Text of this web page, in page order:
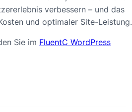
verbessern – und das
und optimaler Site-Leistung.
Sie im FluentC WordPress